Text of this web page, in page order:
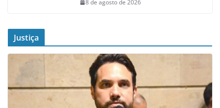
8 de agosto de 2026
Justiça